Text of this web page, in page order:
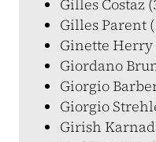
Gilles Costaz
Gilles Parent
Ginette Herry
Giordano
Giorgio
Giorgio
Girish Karnad